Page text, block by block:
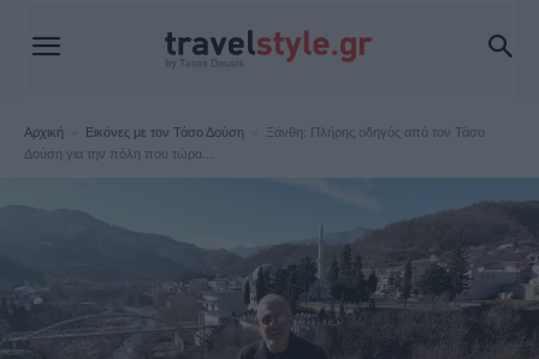
Αρχική Εικόνες με τον Τάσο Δούση
Ξάνθη: Πλήρης οδηγός από τον Τάσο
Δούση για την πόλη που τώρα...